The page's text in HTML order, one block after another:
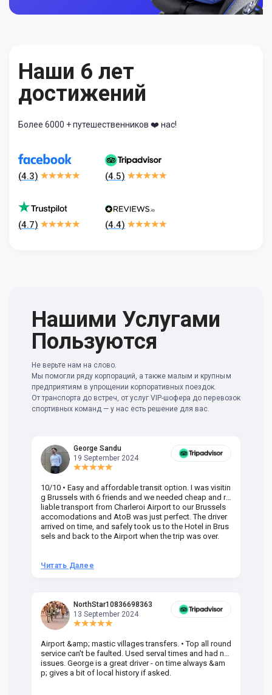
Наши 6 лет
достижений
Более 6000 + путешественников ❤️ нас!
(4.3) (4.5)
(4.7) (4.4)
Нашими Услугами
Пользуются
Не верьте нам на слово.
Мы помогли ряду корпораций, а также малым и крупным
предприятиям в упрощении корпоративных поездок.
От транспорта до встреч, от услуг VIP-шофера до перевозок
спортивных команд — у нас есть решение для вас.
George Sandu
19 September 2024
10/10 • Easy and affordable transit option. I was visitin
g Brussels with 6 friends and we needed cheap and re
liable transport from Charleroi Airport to our Brussels
accomodations and AtoB was just perfect. The driver
arrived on time, and safely took us to the Hotel in Brus
sels and back to the Airport when the trip was over.
Читать Далее
NorthStar10836698363
13 September 2024
Airport &amp; mastic villages transfers. • Top all round
service can't be faulted. Used serval times and had no
issues. George is a great driver - on time always &am
p; gives a bit of local history if asked.